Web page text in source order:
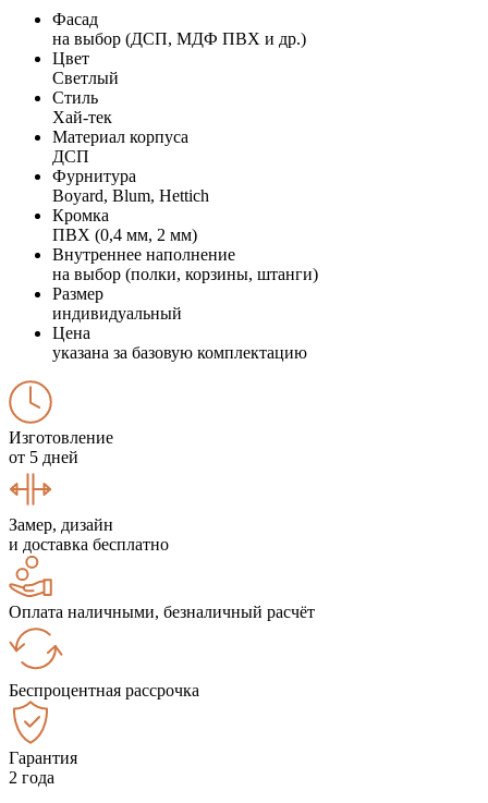
Фасад
на выбор (ДСП, МДФ ПВХ и др.)
Цвет
Светлый
Стиль
Хай-тек
Материал корпуса
ДСП
Фурнитура
Boyard, Blum, Hettich
Кромка
ПВХ (0,4 мм, 2 мм)
Внутреннее наполнение
на выбор (полки, корзины, штанги)
Размер
индивидуальный
Цена
указана за базовую комплектацию
Изготовление
от 5 дней
Замер, дизайн
и доставка бесплатно
Оплата наличными, безналичный расчёт
Беспроцентная рассрочка
Гарантия
2 года